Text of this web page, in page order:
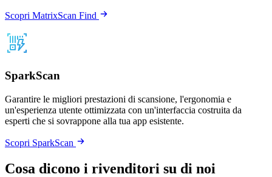
Scopri MatrixScan Find
SparkScan
Garantire le migliori prestazioni di scansione, l'ergonomia e
un'esperienza utente ottimizzata con un'interfaccia costruita da
esperti che si sovrappone alla tua app esistente.
Scopri SparkScan
Cosa dicono i rivenditori su di noi